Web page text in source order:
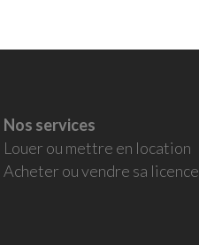
Nos services
Louer ou mettre en location
Acheter ou vendre sa licence